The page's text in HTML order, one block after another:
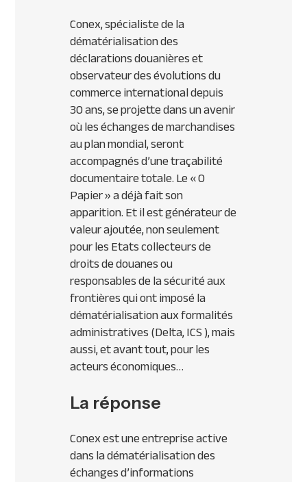
Conex, spécialiste de la
dématérialisation des
déclarations douanières et
observateur des évolutions du
commerce international depuis
30 ans, se projette dans un avenir
où les échanges de marchandises
au plan mondial, seront
accompagnés d’une traçabilité
documentaire totale. Le « 0
Papier » a déjà fait son
apparition. Et il est générateur de
valeur ajoutée, non seulement
pour les Etats collecteurs de
droits de douanes ou
responsables de la sécurité aux
frontières qui ont imposé la
dématérialisation aux formalités
administratives (Delta,ICS), mais
aussi, et avant tout, pour les
acteurs économiques…
La réponse
Conex est une entreprise active
dans la dématérialisation des
échanges d’informations